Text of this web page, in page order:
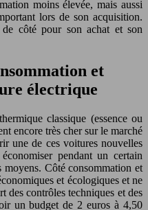
moins élevée, mais aussi
lors de son acquisition.
côté pour son achat et son
et
électrique
classique (essence ou
encore très cher sur le marché
une de ces voitures nouvelles
pendant un certain
Côté consommation et
et écologiques et ne
des contrôles techniques et des
un budget de 2 euros à 4,50